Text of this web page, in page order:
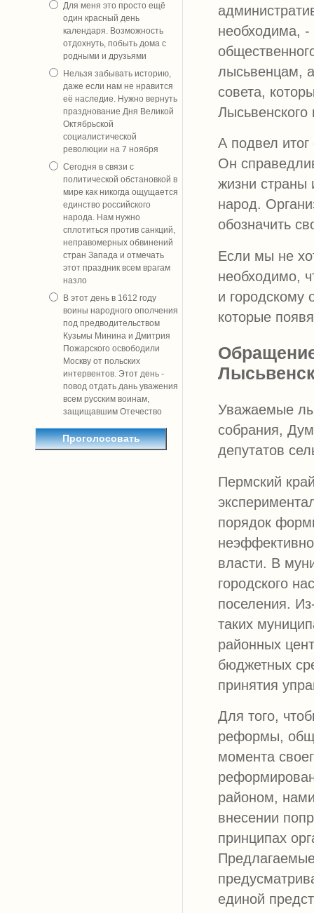
Для меня это просто ещё
один красный день
календаря. Возможность
отдохнуть, побыть дома с
родными и друзьями
Нельзя забывать историю,
даже если нам не нравится
её наследие. Нужно вернуть
празднование Дня Великой
Октябрьской
социалистической
революции на 7 ноября
Сегодня в связи с
политической обстановкой в
мире как никогда ощущается
единство российского
народа. Нам нужно
сплотиться против санкций,
неправомерных обвинений
стран Запада и отмечать
этот праздник всем врагам
назло
В этот день в 1612 году
воины народного ополчения
под предводительством
Кузьмы Минина и Дмитрия
Пожарского освободили
Москву от польских
интервентов. Этот день -
повод отдать дань уважения
всем русским воинам,
защищавшим Отечество
необходима,
лысьвенцам,
совета,
Лысьвенского
А подвел
Он
жизни страны
народ.
обозначить
Если мы не
необходимо,
и городскому
которые
Уважаемые
собрания,
депутатов
Пермский
порядок
власти. В
городского
поселения.
таких
районных
бюджетных
принятия
Для того,
реформы,
момента
районом,
внесении
принципах
единой